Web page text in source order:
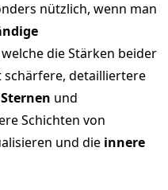
nützlich, wenn man
die Stärken beider
schärfere, detailliertere
Sternen und
Schichten von
und die innere